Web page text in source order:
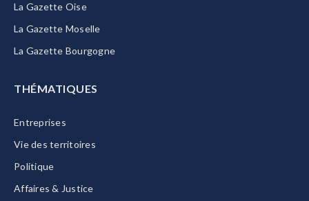
La Gazette Oise
La Gazette Moselle
La Gazette Bourgogne
THÉMATIQUES
Entreprises
Vie des territoires
Politique
Affaires & Justice